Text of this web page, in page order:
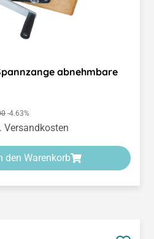
abnehmbare
-4.63%
Versandkosten
den Warenkorb